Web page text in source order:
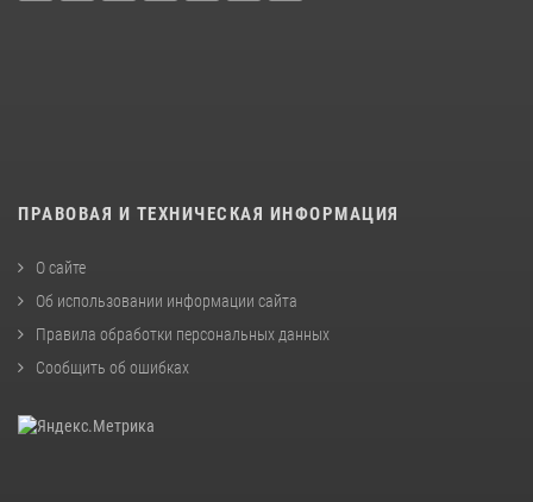
ПРАВОВАЯ И ТЕХНИЧЕСКАЯ ИНФОРМАЦИЯ
О сайте
Об использовании информации сайта
Правила обработки персональных данных
Сообщить об ошибках